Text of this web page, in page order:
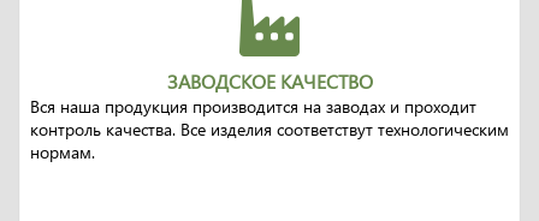
ЗАВОДСКОЕ КАЧЕСТВО
Вся наша продукция производится на заводах и проходит
контроль качества. Все изделия соответствут технологическим
нормам.